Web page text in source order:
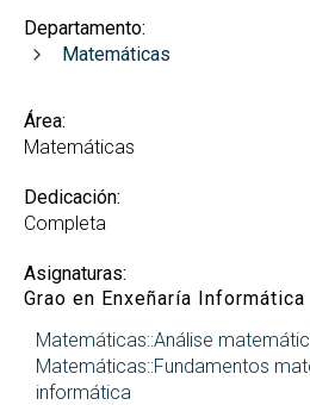
Departamento:
Matemáticas
Área:
Matemáticas
Dedicación:
Completa
Asignaturas:
Grao en Enxeñaría Informática
Matemáticas::Análise
Matemáticas::Fundamentos
informática